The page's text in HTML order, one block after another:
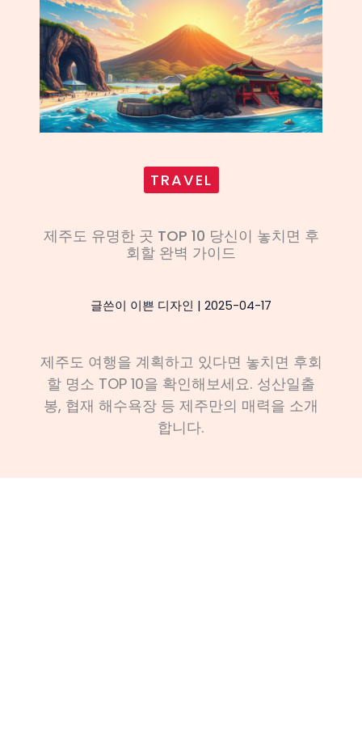
TRAVEL
제주도 유명한 곳 TOP 10 당신이 놓치면 후
회할 완벽 가이드
글쓴이 이쁜 디자인 | 2025-04-17
제주도 여행을 계획하고 있다면 놓치면 후회
할 명소 TOP 10을 확인해보세요. 성산일출
봉, 협재 해수욕장 등 제주만의 매력을 소개
합니다.